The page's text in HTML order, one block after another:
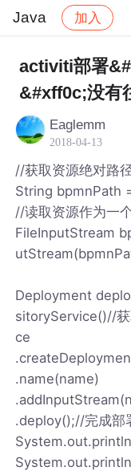
Java 加入
社区 Java
activiti部署
&#xff0c;没有
Eaglemm
2018-04-13
//获取资源绝对路
String bpmnPath
//读取资源作为一
FileInputStream
Deployment
sitoryService()//
ce
.name(name)
.deploy();//完成部